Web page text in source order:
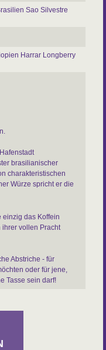
Sao Silvestre
Harrar Longberry
brasilianischer
charakteristischen
Würze spricht er die
einzig das Koffein
ihrer vollen Pracht
Abstriche - für
oder für jene,
Tasse sein darf!